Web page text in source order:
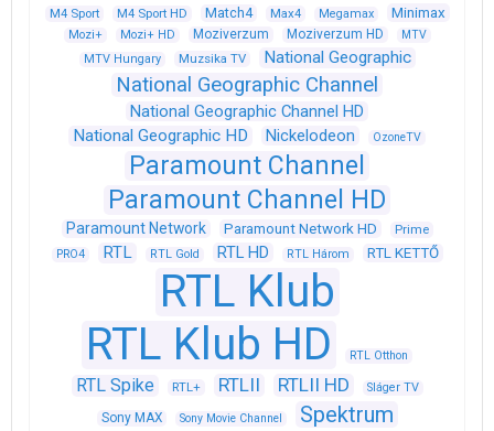
M4 Sport M4 Sport HD Match4 Max4 Megamax Minimax
Mozi+ Mozi+ HD Moziverzum Moziverzum HD
MTV
MTV Hungary
Muzsika TV National Geographic
National Geographic Channel
National Geographic Channel HD
National Geographic HD
Nickelodeon OzoneTV
Paramount Channel
Paramount Channel HD
Paramount Network Paramount Network HD Prime
PRO4 RTL RTL Gold RTL HD RTL Három RTL KETTŐ
RTL Klub
RTL Klub HD
RTL Otthon
RTL Spike RTL+ RTLII RTLII HD Sláger TV
Sony MAX Sony Movie Channel
Spektrum